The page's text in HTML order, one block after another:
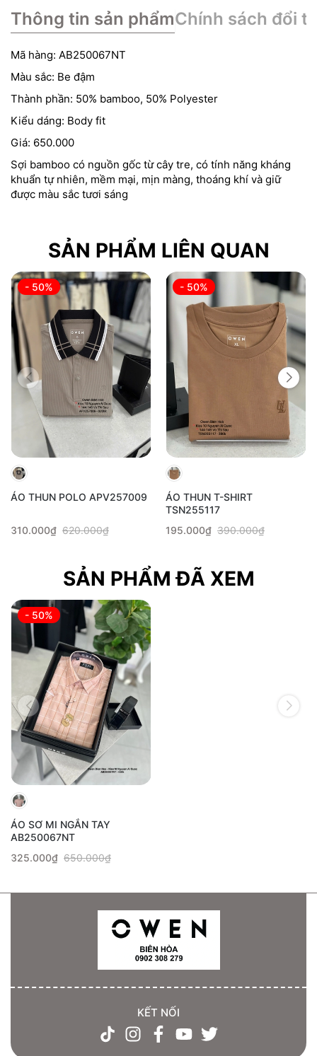
Thông tin sản phẩmChính sách đổi
Mã hàng: AB250067NT
Màu sắc: Be đậm
Thành phần: 50% bamboo, 50% Polyester
Kiểu dáng: Body fit
Giá: 650.000
Sợi bamboo có nguồn gốc từ cây tre, có tính năng kháng
khuẩn tự nhiên, mềm mại, mịn màng, thoáng khí và giữ
được màu sắc tươi sáng
SẢN PHẨM LIÊN QUAN
- 50%
ÁO THUN POLO APV257009
310.000₫ 620.000₫
- 50%
ÁO THUN T-SHIRT
TSN255117
195.000₫ 390.000₫
SẢN PHẨM ĐÃ XEM
- 50%
ÁO SƠ MI NGẮN TAY
AB250067NT
325.000₫ 650.000₫
KẾT NỐI